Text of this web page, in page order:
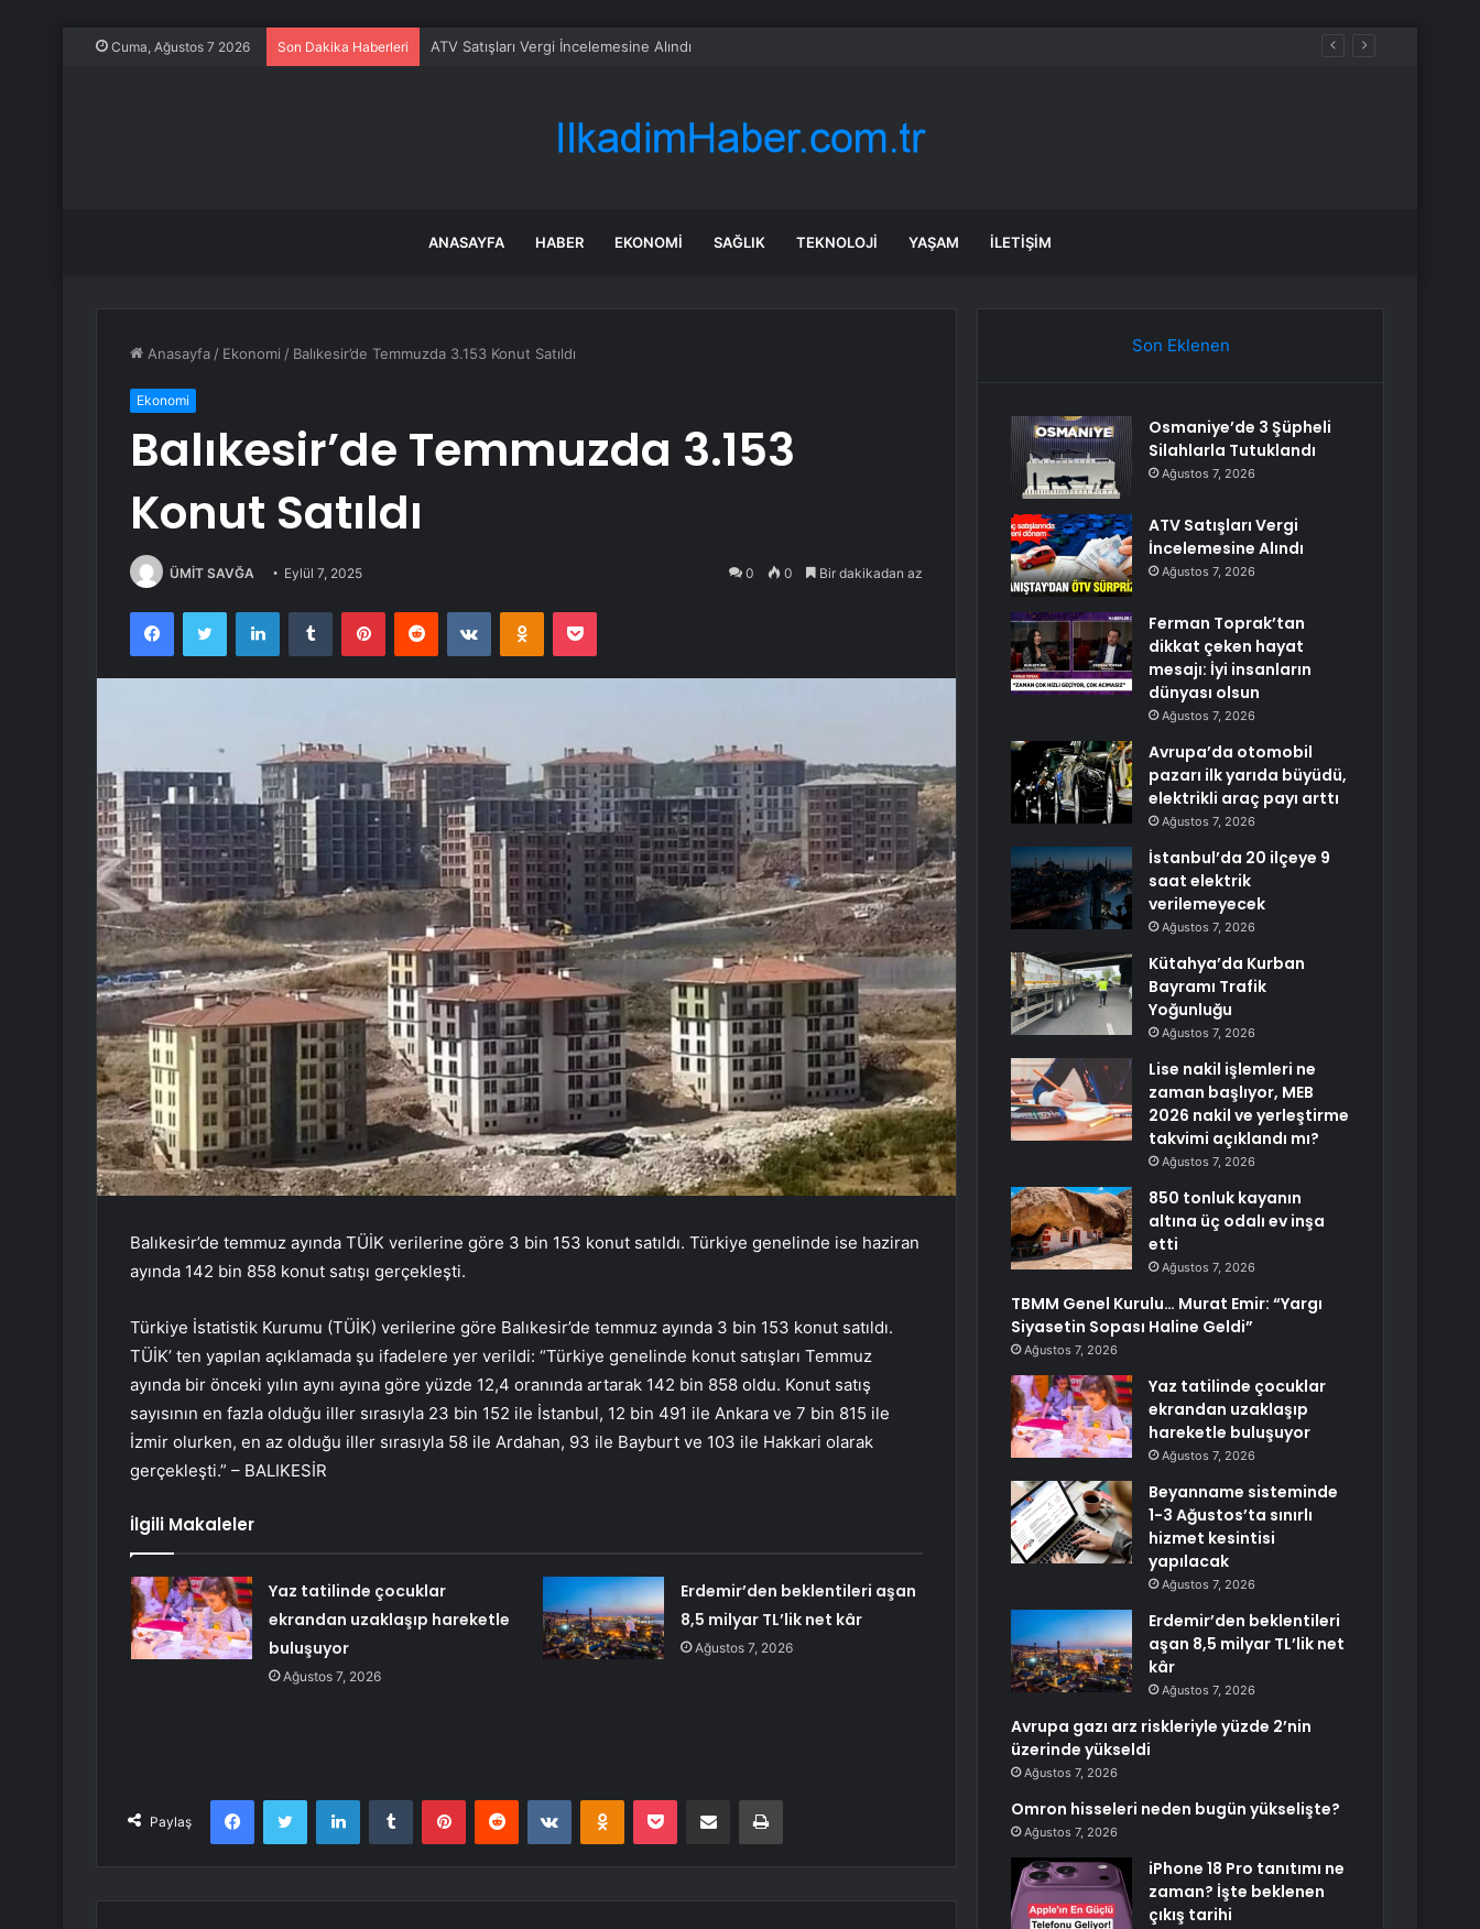
Cuma, Ağustos 7 2026 Son Dakika Haberleri ATV Satışları Vergi İncelemesine Alındı
ANASAYFA HABER EKONOMI SAĞLIK TEKNOLOJI YAŞAM İLETIŞIM
Anasayfa / Ekonomi / Balıkesir’de Temmuzda 3.153 Konut Satıldı
Ekonomi
Balıkesir’de Temmuzda 3.153
Konut Satıldı
ÜMİT SAVĞA Eylül 7, 2025 0 0 Bir dakikadan az
FacebookTwitter LinkedInTumblr PinterestReddit VKontakteOdnoklassniki
Pocket
Balıkesir’de temmuz ayında TÜİK verilerine göre 3 bin 153 konut satıldı. Türkiye genelinde ise haziran
ayında 142 bin 858 konut satışı gerçekleşti.
Türkiye İstatistik Kurumu (TÜİK) verilerine göre Balıkesir’de temmuz ayında 3 bin 153 konut satıldı.
TÜİK’ ten yapılan açıklamada şu ifadelere yer verildi: “Türkiye genelinde konut satışları Temmuz
ayında bir önceki yılın aynı ayına göre yüzde 12,4 oranında artarak 142 bin 858 oldu. Konut satış
sayısının en fazla olduğu iller sırasıyla 23 bin 152 ile İstanbul, 12 bin 491 ile Ankara ve 7 bin 815 ile
İzmir olurken, en az olduğu iller sırasıyla 58 ile Ardahan, 93 ile Bayburt ve 103 ile Hakkari olarak
gerçekleşti.” – BALIKESİR
İlgili Makaleler
Yaz tatilinde çocuklar
ekrandan uzaklaşıp hareketle
buluşuyor
Ağustos 7, 2026
Erdemir’den beklentileri aşan
8,5 milyar TL’lik net kâr
Ağustos 7, 2026
Paylaş
FacebookTwitter LinkedInTumblr PinterestReddit VKontakteOdnoklassniki
Pocket E-Posta ile paylaş Yazdır
Son Eklenen
Osmaniye’de 3 Şüpheli
Silahlarla Tutuklandı
Ağustos 7, 2026
ATV Satışları Vergi
İncelemesine Alındı
Ağustos 7, 2026
Ferman Toprak’tan
dikkat çeken hayat
mesajı: İyi insanların
dünyası olsun
Ağustos 7, 2026
Avrupa’da otomobil
pazarı ilk yarıda büyüdü,
elektrikli araç payı arttı
Ağustos 7, 2026
İstanbul’da 20 ilçeye 9
saat elektrik
verilemeyecek
Ağustos 7, 2026
Kütahya’da Kurban
Bayramı Trafik
Yoğunluğu
Ağustos 7, 2026
Lise nakil işlemleri ne
zaman başlıyor, MEB
2026 nakil ve yerleştirme
takvimi açıklandı mı?
Ağustos 7, 2026
850 tonluk kayanın
altına üç odalı ev inşa
etti
Ağustos 7, 2026
TBMM Genel Kurulu… Murat Emir: “Yargı
Siyasetin Sopası Haline Geldi”
Ağustos 7, 2026
Yaz tatilinde çocuklar
ekrandan uzaklaşıp
hareketle buluşuyor
Ağustos 7, 2026
Beyanname sisteminde
1-3 Ağustos’ta sınırlı
hizmet kesintisi
yapılacak
Ağustos 7, 2026
Erdemir’den beklentileri
aşan 8,5 milyar TL’lik net
kâr
Ağustos 7, 2026
Avrupa gazı arz riskleriyle yüzde 2’nin
üzerinde yükseldi
Ağustos 7, 2026
Omron hisseleri neden bugün yükselişte?
Ağustos 7, 2026
iPhone 18 Pro tanıtımı ne
zaman? İşte beklenen
çıkış tarihi